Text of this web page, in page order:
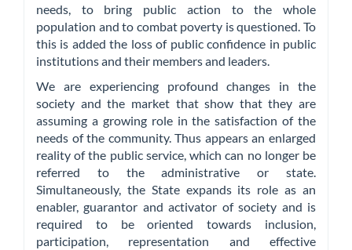
needs, to bring public action to the whole
population and to combat poverty is questioned. To
this is added the loss of public confidence in public
institutions and their members and leaders.
We are experiencing profound changes in the
society and the market that show that they are
assuming a growing role in the satisfaction of the
needs of the community. Thus appears an enlarged
reality of the public service, which can no longer be
referred to the administrative or state.
Simultaneously, the State expands its role as an
enabler, guarantor and activator of society and is
required to be oriented towards inclusion,
participation, representation and effective